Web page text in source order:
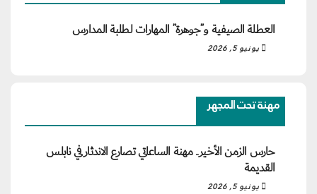
العطلة الصيفية و”جوهرة” المهارات لطلبة المدارس
يونيو 5, 2026
مهنة تحت المجهر
حارس الزمن الأخير.. مهنة الساعاتي تصارع الاندثار في نابلس
القديمة
يونيو 5, 2026